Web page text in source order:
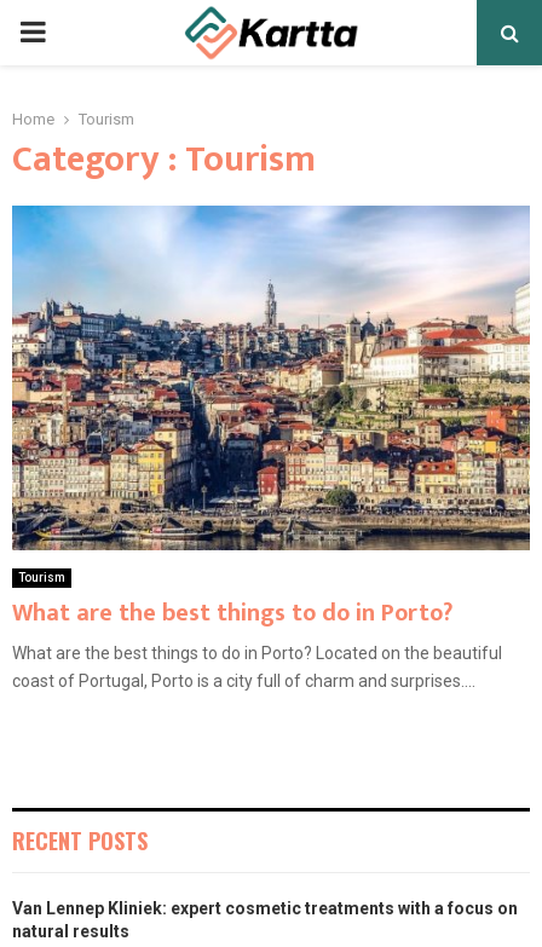
PRIMARY
Home Tourism
Category : Tourism
Tourism
What are the best things to do in Porto?
What are the best things to do in Porto? Located on the beautiful
coast of Portugal, Porto is a city full of charm and surprises....
RECENT POSTS
Van Lennep Kliniek: expert cosmetic treatments with a focus on
natural results